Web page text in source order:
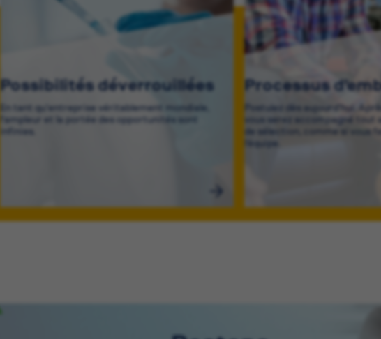
Possibilités déverrouillées
En tant qu'entreprise véritablement mondiale,
l'ampleur et la portée des opportunités sont
infinies.
Processus
Postulez dès aujourd’hui.
vous serez accompagné tout
de sélection, comme si vous
l’équipe.